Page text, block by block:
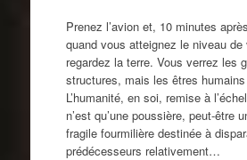
Prenez l’avion et, 10 minutes
quand vous atteignez le niveau
regardez la terre. Vous verrez les
structures, mais les êtres
L’humanité, en soi, remise à
n’est qu’une poussière, peut-être
fragile fourmilière destinée à
prédécesseurs relativement…